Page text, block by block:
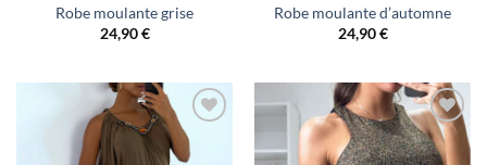
Robe moulante grise
24,90€
Robe moulante d’automne
24,90€